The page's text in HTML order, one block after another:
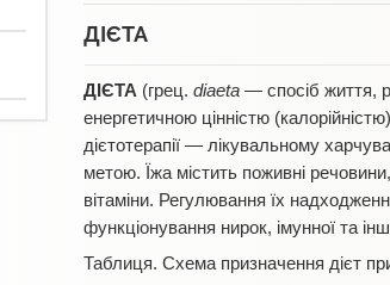
ДІЄТА
ДІЄТА (грец. diaеta — спосіб життя,
енергетичною цінністю
дієтотерапії — лікувальному
метою. Їжа містить поживні
вітаміни. Регулювання їх
функціонування нирок, імунної та
Таблиця. Схема призначення дієт